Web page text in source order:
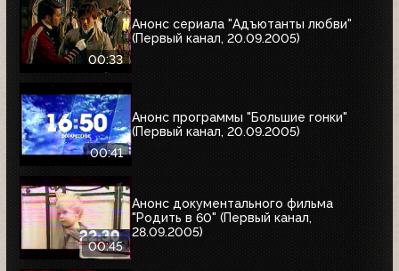
00:33
Анонс сериала "Адъютанты любви"
(Первый канал, 20.09.2005)
00:41
Анонс программы "Большие гонки"
(Первый канал, 20.09.2005)
00:45
Анонс документального фильма
"Родить в 60" (Первый канал,
28.09.2005)